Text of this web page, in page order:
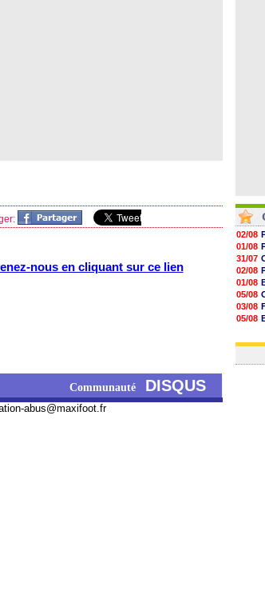
nous en cliquant sur ce lien
Communauté DISQUS
abus@maxifoot.fr
02/08
01/08
31/07
02/08
01/08
05/08
03/08
05/08
03/08